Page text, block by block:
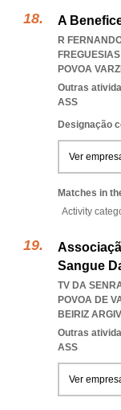
A
R
POVOA
Outras
ASS
Designação
Ver
Matches in
Activity
Sangue
TV DA
POVOA DE
BEIRIZ
Outras
ASS
Ver